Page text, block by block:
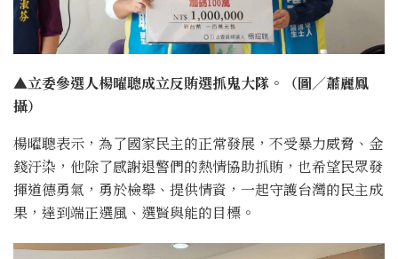
▲立委參選人楊曜聰成立反賄選抓鬼大隊。（圖／蕭麗鳳
攝）
楊曜聰表示，為了國家民主的正常發展，不受暴力威脅、金
錢汙染，他除了感謝退警們的熱情協助抓賄，也希望民眾發
揮道德勇氣，勇於檢舉、提供情資，一起守護台灣的民主成
果，達到端正選風、選賢與能的目標。